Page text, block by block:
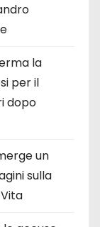
la
per il
dopo
un
sulla